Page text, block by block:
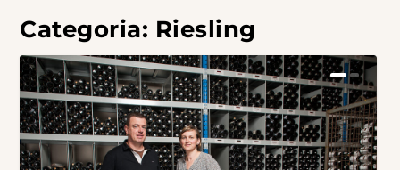
Categoria: Riesling